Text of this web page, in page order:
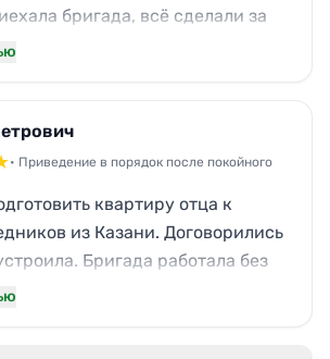
бригада, всё сделали за
все поверхности, двери,
дети смогут приезжать без
Спасибо за оперативность и
• Приведение в порядок после покойного
квартиру отца к
из Казани. Договорились
Бригада работала без
оттерли полы, стены, потолки